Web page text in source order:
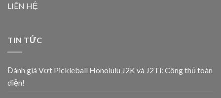
LIÊN HỆ
TIN TỨC
Đánh giá Vợt Pickleball Honolulu J2K và J2Ti: Công thủ toàn
diện!